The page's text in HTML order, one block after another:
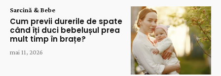
Sarcină & Bebe
Cum previi durerile de spate
când îți duci bebelușul prea
mult timp în brațe?
mai 11, 2026